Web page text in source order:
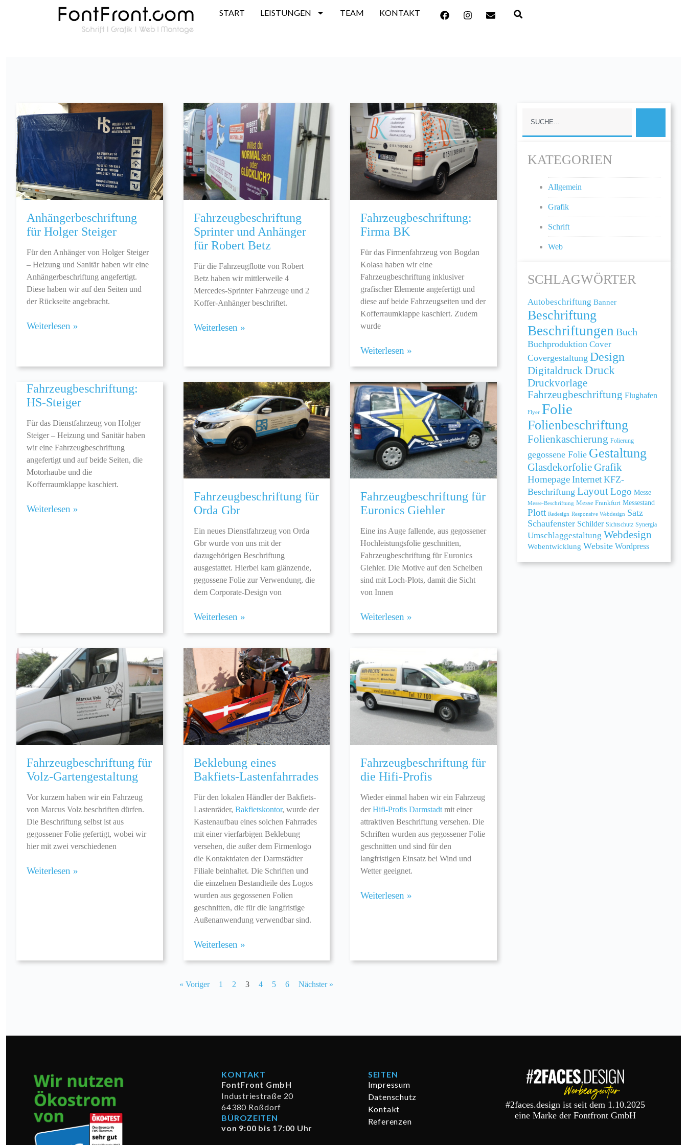
START LEISTUNGEN TEAM KONTAKT
Anhängerbeschriftung
für Holger Steiger
Für den Anhänger von Holger Steiger
– Heizung und Sanitär haben wir eine
Anhängerbeschriftung angefertigt.
Diese haben wir auf den Seiten und
der Rückseite angebracht.
Weiterlesen »
Fahrzeugbeschriftung
Sprinter und Anhänger
für Robert Betz
Für die Fahrzeugflotte von Robert
Betz haben wir mittlerweile 4
Mercedes-Sprinter Fahrzeuge und 2
Koffer-Anhänger beschriftet.
Weiterlesen »
Fahrzeugbeschriftung:
Firma BK
Für das Firmenfahrzeug von Bogdan
Kolasa haben wir eine
Fahrzeugbeschriftung inklusiver
grafischer Elemente angefertigt und
diese auf beide Fahrzeugseiten und der
Kofferraumklappe kaschiert. Zudem
wurde
Weiterlesen »
Fahrzeugbeschriftung:
HS-Steiger
Für das Dienstfahrzeug von Holger
Steiger – Heizung und Sanitär haben
wir eine Fahrzeugbeschriftung
angefertigt und auf beide Seiten, die
Motorhaube und die
Kofferraumklappe kaschiert.
Weiterlesen »
Fahrzeugbeschriftung für
Orda Gbr
Ein neues Dienstfahrzeug von Orda
Gbr wurde von uns mit der
dazugehörigen Beschriftung
ausgestattet. Hierbei kam glänzende,
gegossene Folie zur Verwendung, die
dem Corporate-Design von
Weiterlesen »
Fahrzeugbeschriftung für
Euronics Giehler
Eine ins Auge fallende, aus gegossener
Hochleistungsfolie geschnitten,
Fahrzeugbeschriftung für Euronics
Giehler. Die Motive auf den Scheiben
sind mit Loch-Plots, damit die Sicht
von Innen
Weiterlesen »
Fahrzeugbeschriftung für
Volz-Gartengestaltung
Vor kurzem haben wir ein Fahrzeug
von Marcus Volz beschriften dürfen.
Die Beschriftung selbst ist aus
gegossener Folie gefertigt, wobei wir
hier mit zwei verschiedenen
Weiterlesen »
Beklebung eines
Bakfiets-Lastenfahrrades
Für den lokalen Händler der Bakfiets-
Lastenräder, Bakfietskontor, wurde der
Kastenaufbau eines solchen Fahrrades
mit einer vierfarbigen Beklebung
versehen, die außer dem Firmenlogo
die Kontaktdaten der Darmstädter
Filiale beinhaltet. Die Schriften und
die einzelnen Bestandteile des Logos
wurden aus gegossenen Folien
geschnitten, die für die langfristige
Außenanwendung verwendbar sind.
Weiterlesen »
Fahrzeugbeschriftung für
die Hifi-Profis
Wieder einmal haben wir ein Fahrzeug
derHifi-Profis Darmstadtmit einer
attraktiven Beschriftung versehen. Die
Schriften wurden aus gegossener Folie
geschnitten und sind für den
langfristigen Einsatz bei Wind und
Wetter geeignet.
Weiterlesen »
« Voriger 1 2 3 4 5 6 Nächster »
KATEGORIEN
Allgemein
Grafik
Schrift
Web
SCHLAGWÖRTER
Autobeschriftung Banner
Beschriftung
Beschriftungen Buch
Buchproduktion Cover
Covergestaltung Design
Digitaldruck Druck
Druckvorlage
Fahrzeugbeschriftung Flughafen
Flyer Folie
Folienbeschriftung
Folienkaschierung Folierung
gegossene Folie Gestaltung
Glasdekorfolie Grafik
HomepageInternet KFZ-
Beschriftung LayoutLogo Messe
Messe-Beschriftung Messe Frankfurt Messestand
Plott Redesign Responsive Webdesign Satz
Schaufenster Schilder Sichtschutz Synergia
Umschlaggestaltung Webdesign
Webentwicklung Website Wordpress
KONTAKT
FontFront GmbH
Industriestraße 20
64380 Roßdorf
BÜROZEITEN
von 9:00 bis 17:00 Uhr
SEITEN
Impressum
Datenschutz
Kontakt
Referenzen
#2faces.design ist seit dem 1.10.2025
eine Marke der Fontfront GmbH